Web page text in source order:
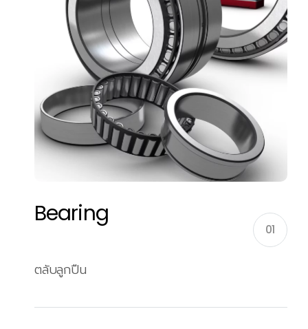
Bearing
01
ตลับลูกปืน